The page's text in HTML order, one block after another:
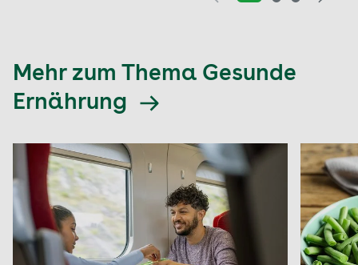
Mehr zum Thema Gesunde
Ernährung